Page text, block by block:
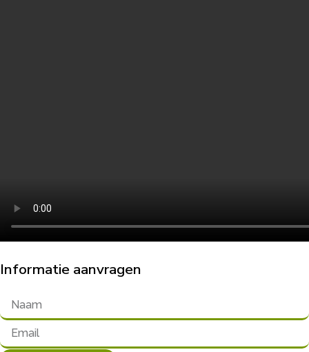
Informatie aanvragen